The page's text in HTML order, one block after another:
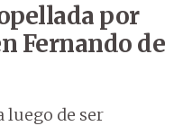
por
Fernando de
luego de ser